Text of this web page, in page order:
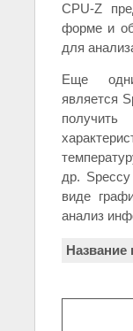
CPU-Z
форме и
для
Еще
является
др.
виде
анализ